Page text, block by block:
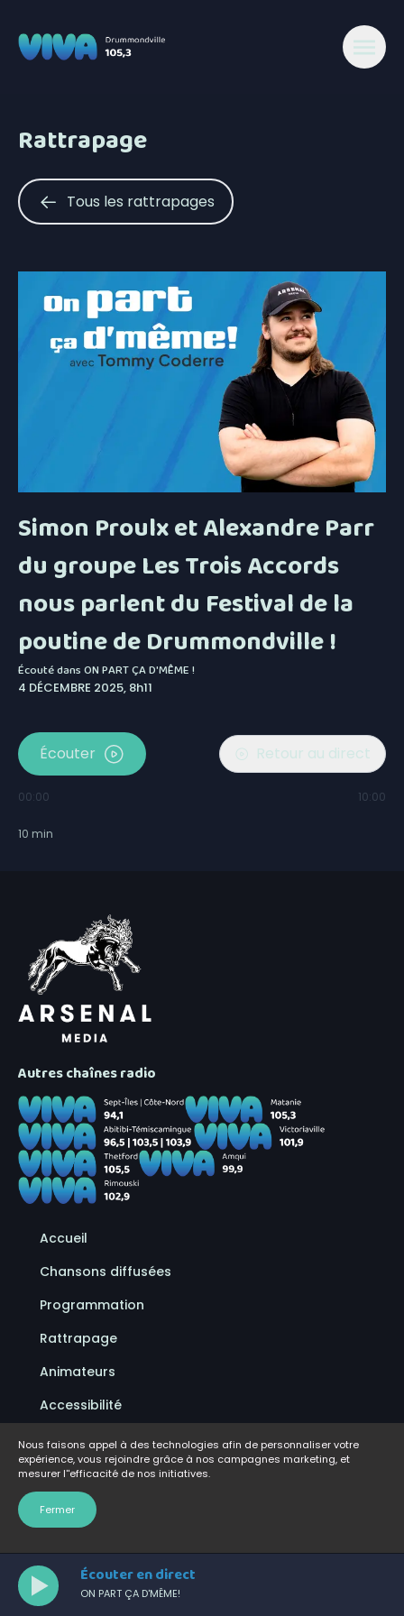
Écouter en direct
ON PART ÇA D'MÊME!
Rattrapage
Tous les rattrapages
Simon Proulx et Alexandre Parr
du groupe Les Trois Accords
nous parlent du Festival de la
poutine de Drummondville !
Écouté dansON PART ÇA D'MÊME !
4 DÉCEMBRE 2025, 8h11
Écouter Retour au direct
00:00 10:00
10 min
Autres chaînes radio
Accueil
Chansons diffusées
Programmation
Rattrapage
Animateurs
Accessibilité
Politique de confidentialité
Conditions d'utilisation
FAQ
Nous faisons appel à des technologies afin de personnaliser votre
expérience, vous rejoindre grâce à nos campagnes marketing, et
mesurer l''efficacité de nos initiatives.
Fermer